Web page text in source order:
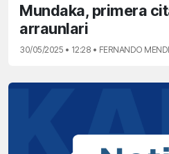
Mundaka, primera
arraunlari
30/05/2025 • 12:28 • FERNANDO